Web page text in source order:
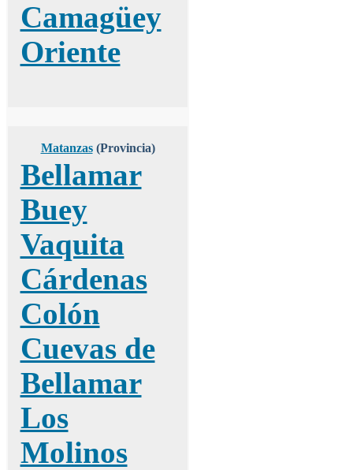
Camagüey
Oriente
Matanzas(Provincia)
Bellamar
Buey
Vaquita
Cárdenas
Colón
Cuevas de
Bellamar
Los
Molinos